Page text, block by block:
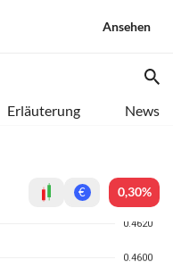
Ansehen
Erläuterung News
€ 0,30%